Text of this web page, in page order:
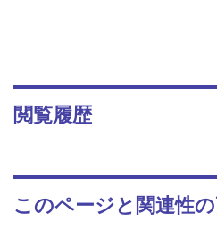
閲覧履歴
このページと関連性